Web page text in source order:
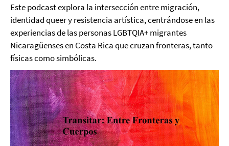
Este podcast explora la intersección entre migración,
identidad queer y resistencia artística, centrándose en las
experiencias de las personas LGBTQIA+ migrantes
Nicaragüenses en Costa Rica que cruzan fronteras, tanto
físicas como simbólicas.